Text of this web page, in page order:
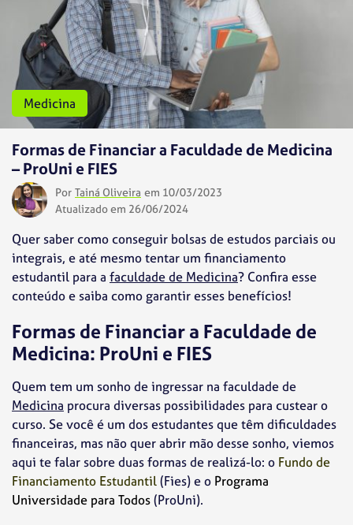
Medicina
Formas de Financiar a Faculdade de Medicina
– ProUni e FIES
Por Tainá Oliveira em 10/03/2023
Atualizado em 26/06/2024
Quer saber como conseguir bolsas de estudos parciais ou
integrais, e até mesmo tentar um financiamento
estudantil para a faculdade de Medicina? Confira esse
conteúdo e saiba como garantir esses benefícios!
Formas de Financiar a Faculdade de
Medicina: ProUni e FIES
Quem tem um sonho de ingressar na faculdade de
Medicina procura diversas possibilidades para custear o
curso. Se você é um dos estudantes que têm dificuldades
financeiras, mas não quer abrir mão desse sonho, viemos
aqui te falar sobre duas formas de realizá-lo: o Fundo de
Financiamento Estudantil(Fies) e o Programa
Universidade para Todos(ProUni).